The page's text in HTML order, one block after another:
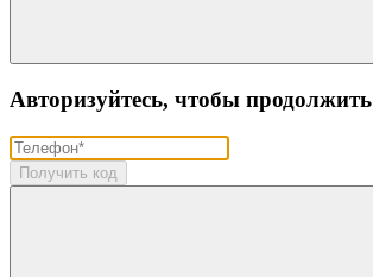
Авторизуйтесь, чтобы продолжить
Получить код